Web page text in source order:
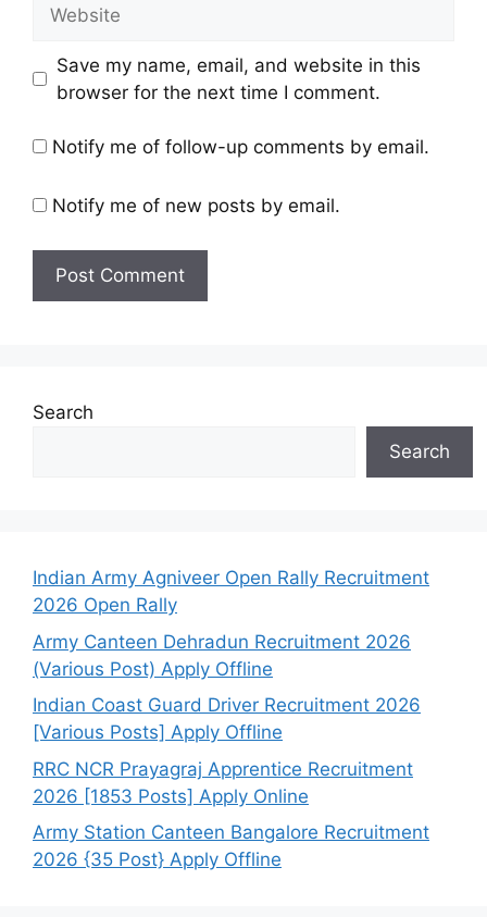
Save my name, email, and website in this
browser for the next time I comment.
Notify me of follow-up comments by email.
Notify me of new posts by email.
Search
Search
Indian Army Agniveer Open Rally Recruitment
2026 Open Rally
Army Canteen Dehradun Recruitment 2026
(Various Post) Apply Offline
Indian Coast Guard Driver Recruitment 2026
[Various Posts] Apply Offline
RRC NCR Prayagraj Apprentice Recruitment
2026 [1853 Posts] Apply Online
Army Station Canteen Bangalore Recruitment
2026 {35 Post} Apply Offline